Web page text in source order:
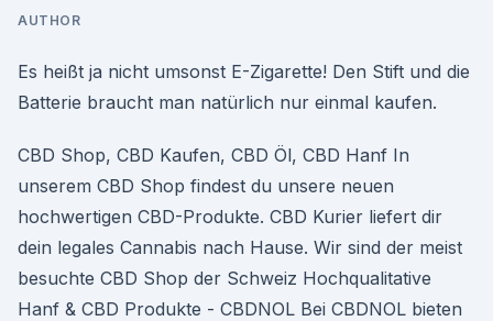
AUTHOR
Es heißt ja nicht umsonst E-Zigarette! Den Stift und die
Batterie braucht man natürlich nur einmal kaufen.
CBD Shop, CBD Kaufen, CBD Öl, CBD Hanf In
unserem CBD Shop findest du unsere neuen
hochwertigen CBD-Produkte. CBD Kurier liefert dir
dein legales Cannabis nach Hause. Wir sind der meist
besuchte CBD Shop der Schweiz Hochqualitative
Hanf & CBD Produkte - CBDNOL Bei CBDNOL bieten